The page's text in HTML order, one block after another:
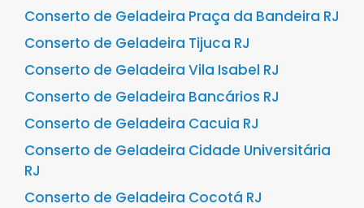
Conserto de Geladeira Praça da Bandeira RJ
Conserto de Geladeira Tijuca RJ
Conserto de Geladeira Vila Isabel RJ
Conserto de Geladeira Bancários RJ
Conserto de Geladeira Cacuia RJ
Conserto de Geladeira Cidade Universitária
RJ
Conserto de Geladeira Cocotá RJ